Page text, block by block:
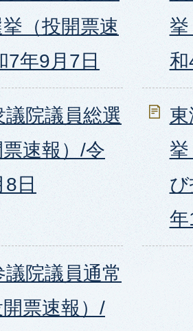
（投開票速
7年9月7日
院議員総選
速報）/令
日
院議員通常
票速報）/